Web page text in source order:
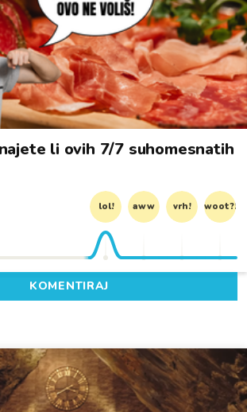
li ovih 7/7 suhomesnatih
lol! aww vrh! woot?!
KOMENTIRAJ